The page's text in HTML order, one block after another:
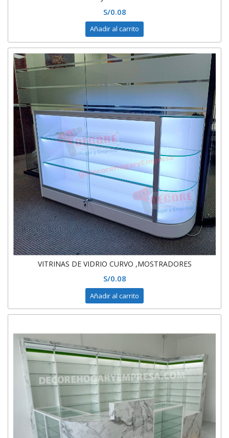
S/0.08
Añadir al carrito
VITRINAS DE VIDRIO CURVO ,MOSTRADORES
S/0.08
Añadir al carrito